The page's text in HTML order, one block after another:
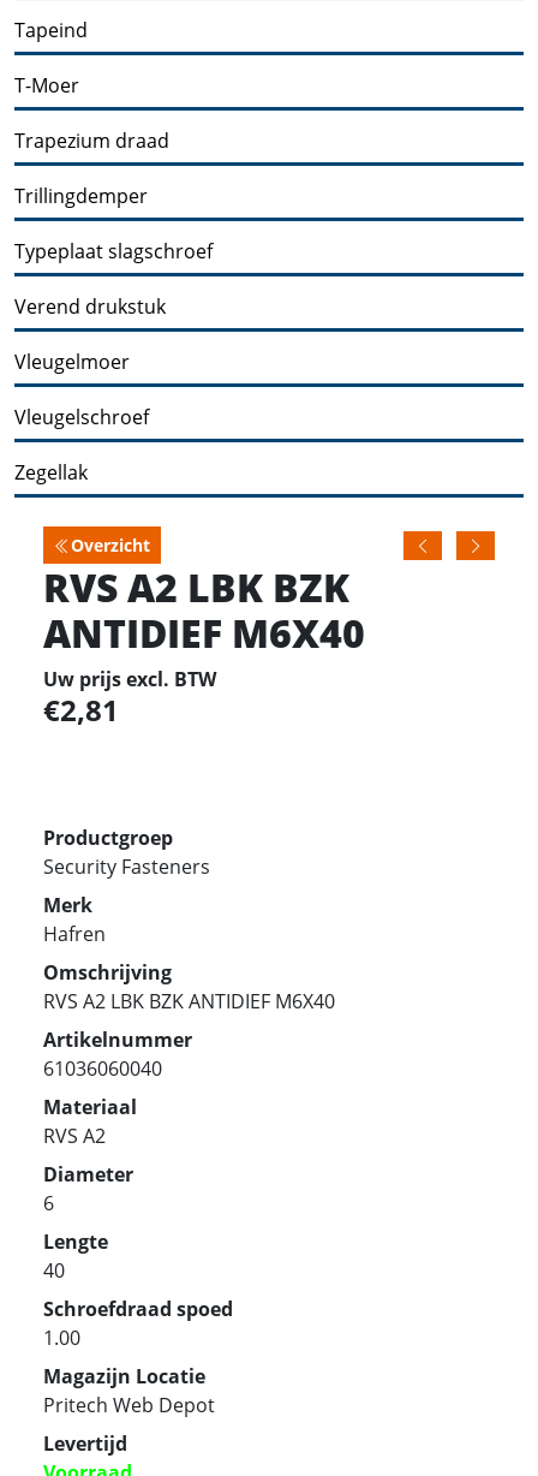
Tapeind
T-Moer
Trapezium draad
Trillingdemper
Typeplaat slagschroef
Verend drukstuk
Vleugelmoer
Vleugelschroef
Zegellak
Overzicht
RVS A2 LBK BZK
ANTIDIEF M6X40
Uw prijs excl. BTW
2,81
Productgroep
Security Fasteners
Merk
Hafren
Omschrijving
RVS A2 LBK BZK ANTIDIEF M6X40
Artikelnummer
61036060040
Materiaal
RVS A2
Diameter
6
Lengte
40
Schroefdraad spoed
1.00
Magazijn Locatie
Pritech Web Depot
Levertijd